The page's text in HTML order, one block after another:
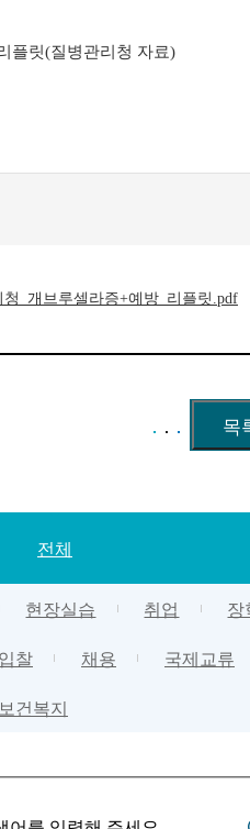
플릿(질병관리청 자료)
청_개브루셀라증+예방_리플릿.pdf
전체
현장실습 취업 장
입찰 채용 국제교류
보건복지